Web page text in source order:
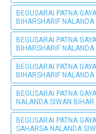
BEGUSARAI PATNA
BIHARSHARIF
BEGUSARAI PATNA
BIHARSHARIF
BEGUSARAI PATNA
BIHARSHARIF
BEGUSARAI PATNA
NALANDA SIWAN BIHAR
BEGUSARAI PATNA
SAHARSA NALANDA